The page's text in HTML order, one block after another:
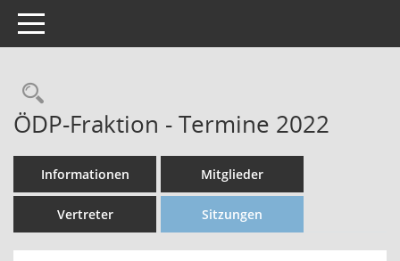
Toggle navigation
ÖDP-Fraktion - Termine 2022
Informationen Mitglieder
Vertreter Sitzungen